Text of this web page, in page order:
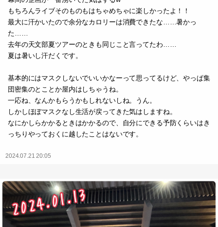
もちろんライブそのものもはちゃめちゃに楽しかったよ！！
最大に汗かいたので余分なカロリーは消費できたな……暑かっ
た……
去年の天文部夏ツアーのときも同じこと言ってたわ……
夏は暑いし汗だくです。
基本的にはマスクしないでいいかなーって思ってるけど、やっぱ集
団密集のとことか屋内はしちゃうね。
一応ね、なんかもらうかもしれないしね。うん。
しかしほぼマスクなし生活が戻ってきた気はしますね。
なにかしらかかるときはかかるので、自分にできる予防くらいはき
っちりやっておくに越したことはないです。
2024.07.21 20:05